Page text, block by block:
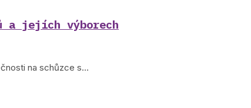
a jejích výborech
na schůzce s…